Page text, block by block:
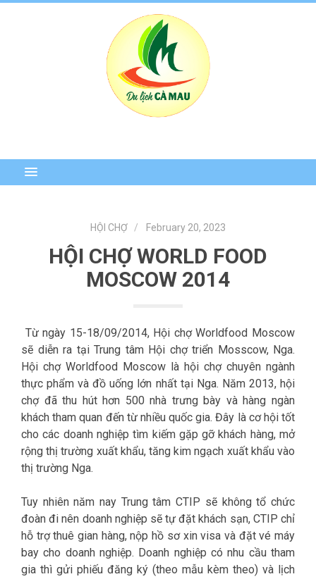
HỘI CHỢ February 20, 2023
HỘI CHỢ WORLD FOOD
MOSCOW 2014
Từ ngày 15-18/09/2014, Hội chợ Worldfood Moscow
sẽ diễn ra tại Trung tâm Hội chợ triển Mosscow, Nga.
Hội chợ Worldfood Moscow là hội chợ chuyên ngành
thực phẩm và đồ uống lớn nhất tại Nga. Năm 2013, hội
chợ đã thu hút hơn 500 nhà trưng bày và hàng ngàn
khách tham quan đến từ nhiều quốc gia. Đây là cơ hội tốt
cho các doanh nghiệp tìm kiếm gặp gỡ khách hàng, mở
rộng thị trường xuất khẩu, tăng kim ngạch xuất khẩu vào
thị trường Nga.
Tuy nhiên năm nay Trung tâm CTIP sẽ không tổ chức
đoàn đi nên doanh nghiệp sẽ tự đặt khách sạn, CTIP chỉ
hỗ trợ thuê gian hàng, nộp hồ sơ xin visa và đặt vé máy
bay cho doanh nghiệp. Doanh nghiệp có nhu cầu tham
gia thì gửi phiếu đăng ký (theo mẫu kèm theo) và lịch